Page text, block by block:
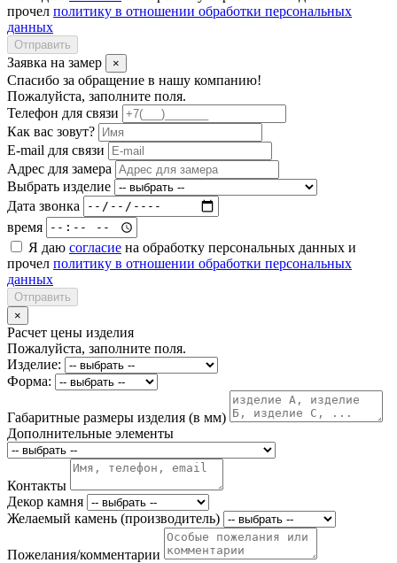
прочел политику в отношении обработки персональных
данных
Отправить
Заявка на замер ×
Спасибо за обращение в нашу компанию!
Пожалуйста, заполните поля.
Телефон для связи
Как вас зовут?
E-mail для связи
Адрес для замера
Выбрать изделие
Дата звонка
время
Я даю согласие на обработку персональных данных и
прочел политику в отношении обработки персональных
данных
Отправить
×
Расчет цены изделия
Пожалуйста, заполните поля.
Изделие:
Форма:
Габаритные размеры изделия (в мм)
Дополнительные элементы
Контакты
Декор камня
Желаемый камень (производитель)
Пожелания/комментарии